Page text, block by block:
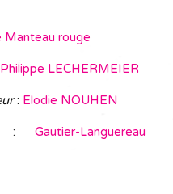
Manteau rouge
Philippe LECHERMEIER
: Elodie NOUHEN
Gautier-Languereau